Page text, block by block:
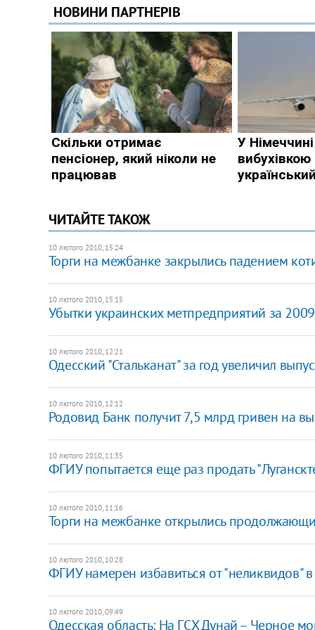
ЧИТАЙТЕ ТАКОЖ
10 лютого 2010, 15:24
Торги на межбанке закрылись падением
10 лютого 2010, 15:15
Убытки украинских метпредприятий за
10 лютого 2010, 12:21
Одесский "Стальканат" за год увеличил
10 лютого 2010, 12:12
Родовид Банк получит 7,5 млрд гривен на
10 лютого 2010, 11:35
ФГИУ попытается еще раз продать
10 лютого 2010, 11:16
Торги на межбанке открылись
10 лютого 2010, 10:28
ФГИУ намерен избавиться от "неликвидов"
10 лютого 2010, 09:49
Одесская область: На ГСХ Дунай – Черное